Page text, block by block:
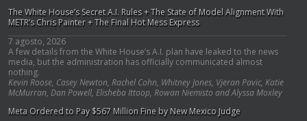
The White House’s Secret A.I. Rules + The State of Model Alignment With
METR’s Chris Painter + The Final Hot Mess Express
7 agosto, 2026
A few details from the White House’s A.I. plan have leaked to the news
media, but the administration has officially communicated almost
nothing.
Kevin Roose, Casey Newton, Rachel Cohn, Whitney Jones, Vjeran Pavic, Katie
McMurran, Dan Powell, Elisheba Ittoop, Rowan Niemisto and Alyssa Moxley
Meta Ordered to Pay $567 Million Fine by New Mexico Judge